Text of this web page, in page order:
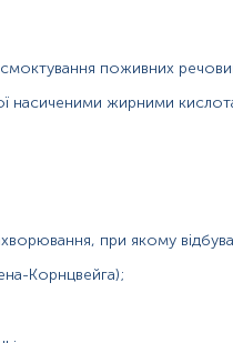
при фізичному
поживних
насиченими жирними
при якому
Корнцвейга);